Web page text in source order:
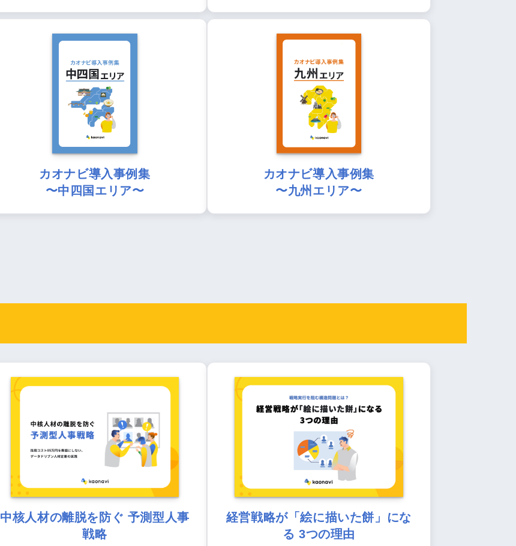
カオナビ導入事例集
〜中四国エリア〜
カオナビ導入事例集
〜九州エリア〜
中核人材の離脱を防ぐ 予測型人事
戦略
経営戦略が「絵に描いた餅」にな
る 3つの理由